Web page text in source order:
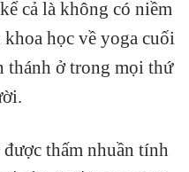
cả là không có niềm
học về yoga cuối
thánh ở trong mọi thứ
thấm nhuần tính